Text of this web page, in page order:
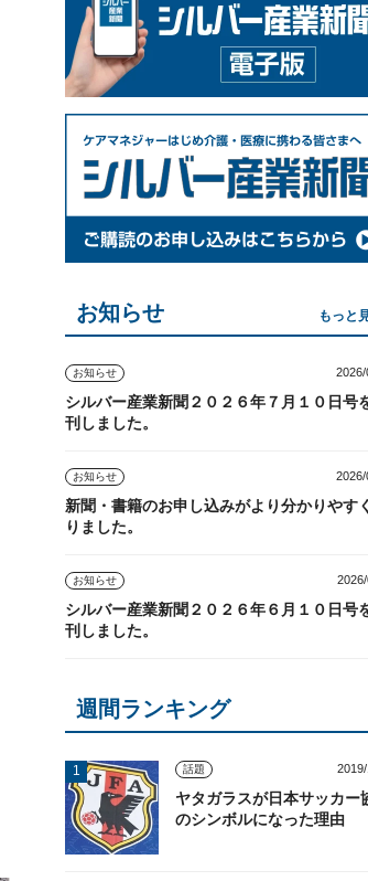
お知らせ もっと
お知らせ 2026/
シルバー産業新聞２０２６年７月１０日号
刊しました。
お知らせ
新聞・書籍のお申し込みがより分かりやす
りました。
お知らせ 2026/
シルバー産業新聞２０２６年６月１０日号
刊しました。
週間ランキング
話題
ヤタガラスが日本サッカー
のシンボルになった理由